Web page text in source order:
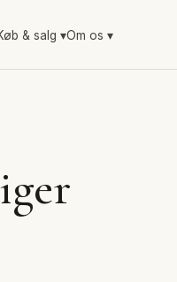
& salg ▾Om os ▾